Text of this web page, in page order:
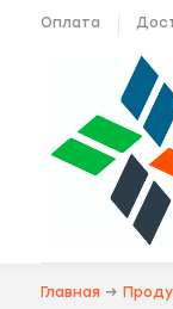
Оплата
Главная →